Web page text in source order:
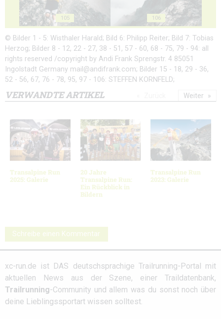
105 106
© Bilder 1 - 5: Wisthaler Harald; Bild 6: Philipp Reiter; Bild 7: Tobias
Herzog; Bilder 8 - 12, 22 - 27, 38 - 51, 57 - 60, 68 - 75, 79 - 94: all
rights reserved /copyright by Andi Frank Sprengstr. 4 85051
Ingolstadt Germany mail@andifrank.com; Bilder 15 - 18, 29 - 36,
52 - 56, 67, 76 - 78, 95, 97 - 106: STEFFEN KORNFELD;
VERWANDTE ARTIKEL
Transalpine Run
2025: Galerie
20 Jahre
Transalpine Run:
Ein Rückblick in
Bildern
Transalpine Run
2023: Galerie
Weiter
Schreibe einen Kommentar
xc-run.de ist DAS deutschsprachige Trailrunning-Portal mit
aktuellen News aus der Szene, einer Traildatenbank,
Trailrunning-Community und allem was du sonst noch über
deine Lieblingssportart wissen solltest.